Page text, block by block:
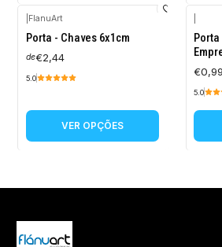
FlanuArt
Porta - Chaves 6x1cm
de€2,44
5.0
VER OPÇÕES
€0,99
5.0